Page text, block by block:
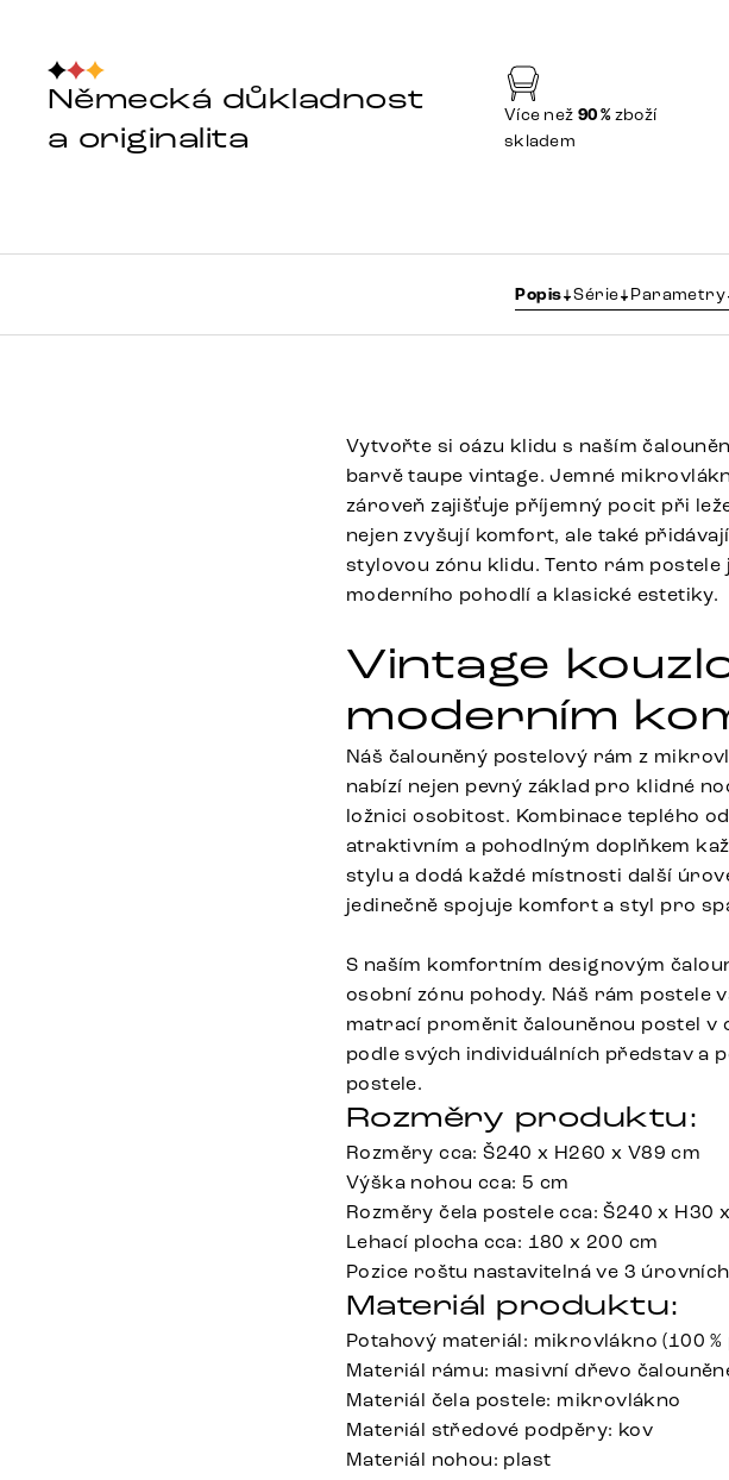
Německá důkladnost
a originalita
Více než 90 %zboží
skladem
Popis Série Parametry
Vytvořte si oázu klidu s naším
barvě taupe vintage. Jemné
zároveň zajišťuje příjemný pocit při
nejen zvyšují komfort, ale také
stylovou zónu klidu. Tento rám
moderního pohodlí a klasické estetiky.
Vintage
moderním
Náš čalouněný postelový rám z
nabízí nejen pevný základ pro klidné
ložnici osobitost. Kombinace teplého
atraktivním a pohodlným doplňkem
stylu a dodá každé místnosti další
jedinečně spojuje komfort a styl pro
S naším komfortním designovým
osobní zónu pohody. Náš rám postele
matrací proměnit čalouněnou postel v
podle svých individuálních představ a
postele.
Rozměry produktu:
Rozměry cca: Š240 x H260 x V89 cm
Výška nohou cca: 5 cm
Rozměry čela postele cca: Š240 x H30
Lehací plocha cca: 180 x 200 cm
Pozice roštu nastavitelná ve 3
Materiál produktu:
Potahový materiál: mikrovlákno (100
Materiál rámu: masivní dřevo
Materiál čela postele: mikrovlákno
Materiál středové podpěry: kov
Materiál nohou: plast